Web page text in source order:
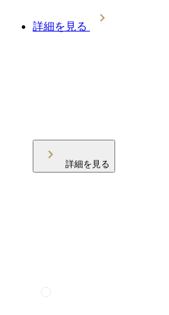
詳細を見る
詳細を見る